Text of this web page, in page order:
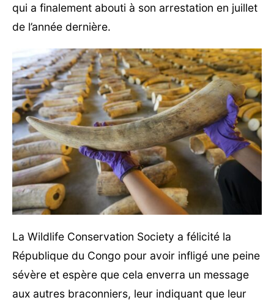
qui a finalement abouti à son arrestation en juillet
de l’année dernière.
La Wildlife Conservation Society a félicité la
République du Congo pour avoir infligé une peine
sévère et espère que cela enverra un message
aux autres braconniers, leur indiquant que leur